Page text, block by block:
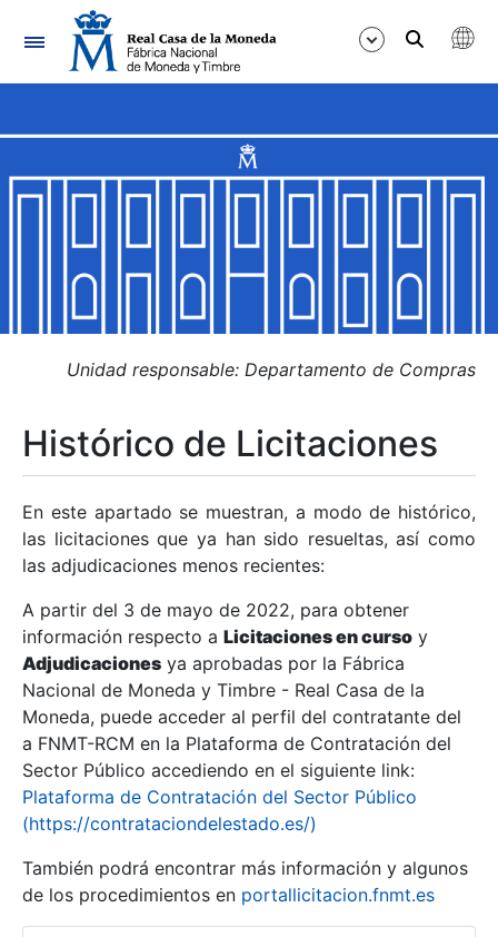
Navegación
Mostrar/Ocultar
Mostrar/Ocultar
Mostrar/Ocultar
Mostrar/Ocultar
Mostrar/Ocultar
Mostrar/Ocultar
Unidad responsable: Departamento de Compras
Histórico de Licitaciones
En este apartado se muestran, a modo de histórico,
las licitaciones que ya han sido resueltas, así como
las adjudicaciones menos recientes:
A partir del 3 de mayo de 2022, para obtener
información respecto a Licitaciones en curso y
Adjudicaciones ya aprobadas por la Fábrica
Nacional de Moneda y Timbre - Real Casa de la
Moneda, puede acceder al perfil del contratante del
a FNMT-RCM en la Plataforma de Contratación del
Sector Público accediendo en el siguiente link:
Plataforma de Contratación del Sector Público
(https://contrataciondelestado.es/)
También podrá encontrar más información y algunos
de los procedimientos en portallicitacion.fnmt.es